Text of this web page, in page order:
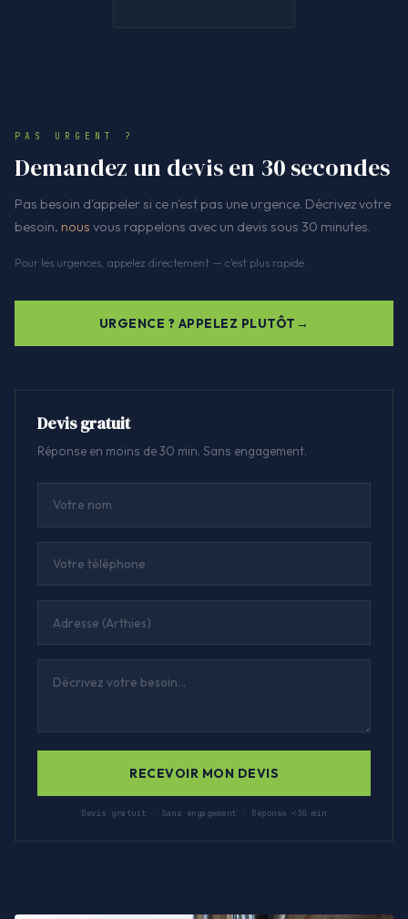
PAS URGENT ?
Demandez un devis en 30 secondes
Pas besoin d'appeler si ce n'est pas une urgence. Décrivez votre
besoin, nous vous rappelons avec un devis sous 30 minutes.
Pour les urgences, appelez directement — c'est plus rapide.
URGENCE ? APPELEZ PLUTÔT
Devis gratuit
Réponse en moins de 30 min. Sans engagement.
RECEVOIR MON DEVIS
Devis gratuit · Sans engagement · Réponse <30 min